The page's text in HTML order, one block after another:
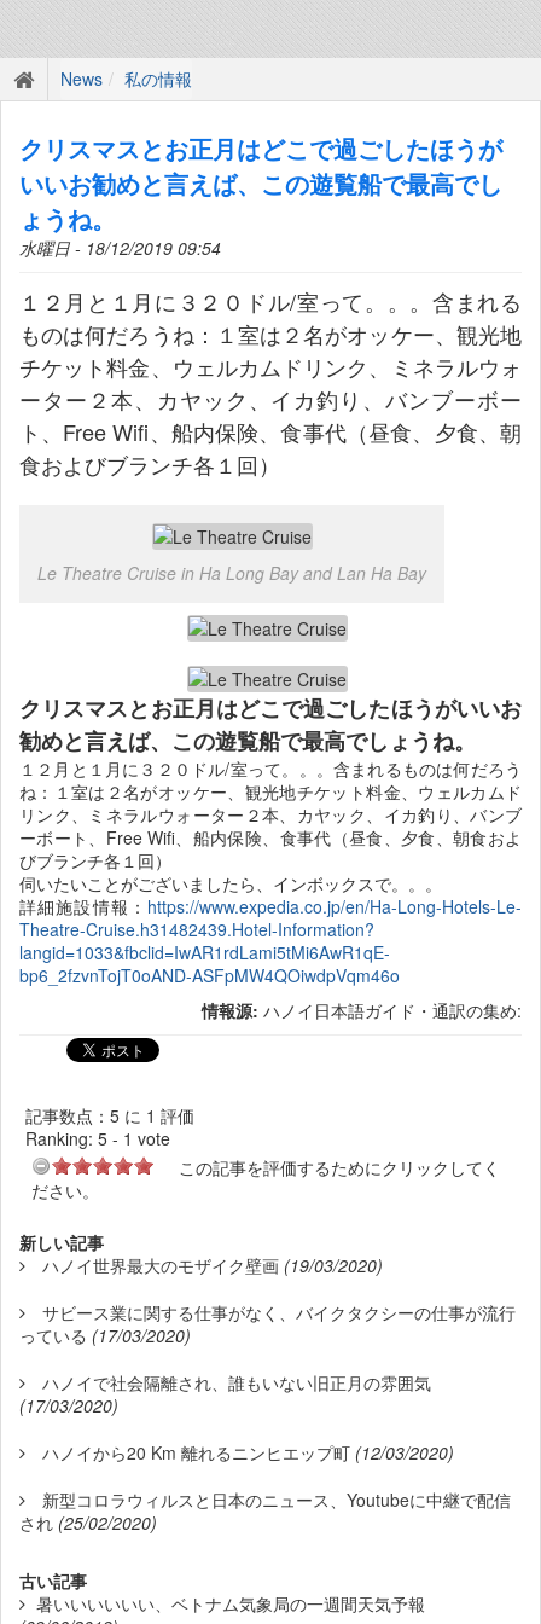
News 私の情報
クリスマスとお正月はどこで過ごしたほうが
いいお勧めと言えば、この遊覧船で最高でし
ょうね。
水曜日 - 18/12/2019 09:54
１２月と１月に３２０ドル/室って。。。含まれる
ものは何だろうね：１室は２名がオッケー、観光地
チケット料金、ウェルカムドリンク、ミネラルウォ
ーター２本、カヤック、イカ釣り、バンブーボー
ト、Free Wifi、船内保険、食事代（昼食、夕食、朝
食およびブランチ各１回）
Le Theatre Cruise in Ha Long Bay and Lan Ha Bay
クリスマスとお正月はどこで過ごしたほうがいいお
勧めと言えば、この遊覧船で最高でしょうね。
１２月と１月に３２０ドル/室って。。。含まれるものは何だろう
ね：１室は２名がオッケー、観光地チケット料金、ウェルカムド
リンク、ミネラルウォーター２本、カヤック、イカ釣り、バンブ
ーボート、Free Wifi、船内保険、食事代（昼食、夕食、朝食およ
びブランチ各１回）
伺いたいことがございましたら、インボックスで。。。
詳細施設情報： https://www.expedia.co.jp/en/Ha-Long-Hotels-Le-
Theatre-Cruise.h31482439.Hotel-Information?
langid=1033&fbclid=IwAR1rdLami5tMi6AwR1qE-
bp6_2fzvnTojT0oAND-ASFpMW4QOiwdpVqm46o
情報源: ハノイ日本語ガイド・通訳の集め:
記事数点：5 に 1 評価
Ranking: 5 - 1 vote
この記事を評価するためにクリックしてく
ださい。
新しい記事
ハノイ世界最大のモザイク壁画 (19/03/2020)
サビース業に関する仕事がなく、バイクタクシーの仕事が流行
っている (17/03/2020)
ハノイで社会隔離され、誰もいない旧正月の雰囲気
(17/03/2020)
ハノイから20 Km 離れるニンヒエップ町 (12/03/2020)
新型コロラウィルスと日本のニュース、Youtubeに中継で配信
され (25/02/2020)
古い記事
暑いいいいいい、ベトナム気象局の一週間天気予報